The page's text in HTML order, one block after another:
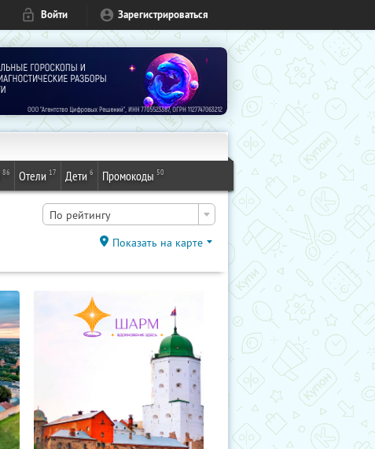
Войти Зарегистрироваться
86 Отели 17 Дети 6 Промокоды 50
По рейтингу
Показать на карте